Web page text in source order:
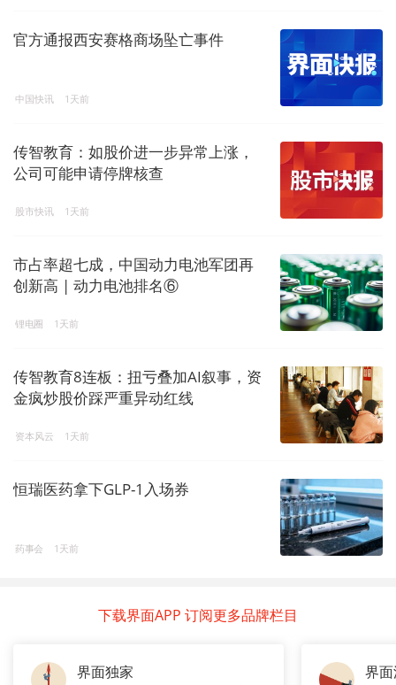
官方通报西安赛格商场坠亡事件
中国快讯 1天前
传智教育：如股价进一步异常上涨，
公司可能申请停牌核查
股市快讯 1天前
市占率超七成，中国动力电池军团再
创新高 | 动力电池排名⑥
锂电圈 1天前
传智教育8连板：扭亏叠加AI叙事，资
金疯炒股价踩严重异动红线
资本风云 1天前
恒瑞医药拿下GLP-1入场券
药事会 1天前
下载界面APP 订阅更多品牌栏目
界面独家 界